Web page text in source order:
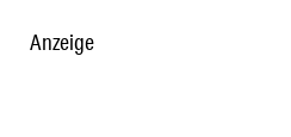
Anzeige